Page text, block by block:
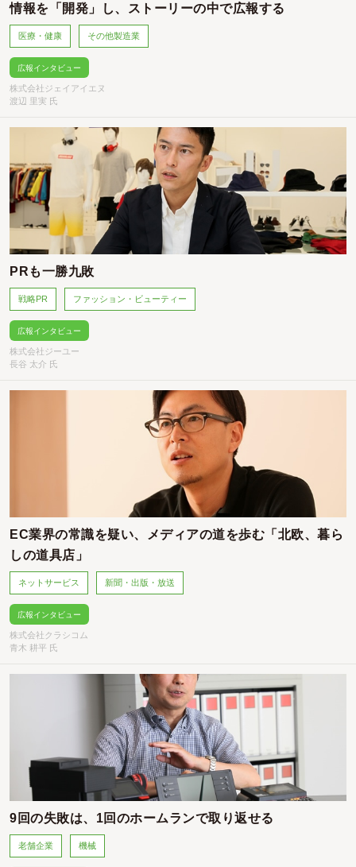
情報を「開発」し、ストーリーの中で広報する
医療・健康 その他製造業
広報インタビュー
株式会社ジェイアイエヌ
渡辺 里実 氏
PRも一勝九敗
戦略PR ファッション・ビューティー
広報インタビュー
株式会社ジーユー
長谷 太介 氏
EC業界の常識を疑い、メディアの道を歩む「北欧、暮ら
しの道具店」
ネットサービス 新聞・出版・放送
広報インタビュー
株式会社クラシコム
青木 耕平 氏
9回の失敗は、1回のホームランで取り返せる
老舗企業 機械